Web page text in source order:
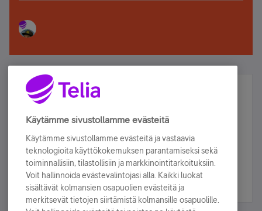
Älä jää paitsi – osallistu ja voita!
Tilaa Telian uutiskirje ja olet mukana arvonnassa.
sähköpostiisi.
Tilaa nyt
Käytämme sivustollamme evästeitä
Käytämme sivustollamme evästeitä ja vastaavia
teknologioita käyttökokemuksen parantamiseksi sekä
toiminnallisiin, tilastollisiin ja markkinointitarkoituksiin.
Voit hallinnoida evästevalintojasi alla. Kaikki luokat
sisältävät kolmansien osapuolien evästeitä ja
merkitsevät tietojen siirtämistä kolmansille osapuolille.